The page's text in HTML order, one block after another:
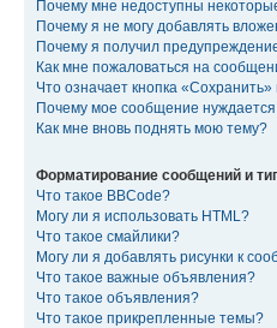
Почему мне недоступны
Почему я не могу добавлять
Почему я получил
Как мне пожаловаться на
Что означает кнопка
Почему мое сообщение
Как мне вновь поднять мою тему?
Форматирование сообщений и
Что такое BBCode?
Могу ли я использовать HTML?
Что такое смайлики?
Могу ли я добавлять рисунки к
Что такое важные объявления?
Что такое объявления?
Что такое прикрепленные темы?